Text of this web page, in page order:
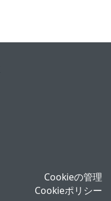
Cookieの管理
Cookieポリシー